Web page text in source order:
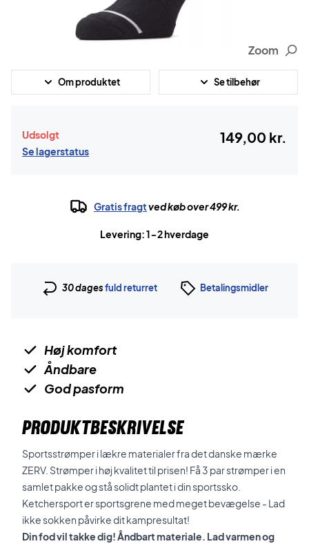
Zoom
Om produktet Se tilbehør
Udsolgt
Se lagerstatus
149,00 kr.
Gratis fragtved køb over 499 kr.
Levering: 1-2 hverdage
30 dagesfuld returret Betalingsmidler
Høj komfort
Åndbare
God pasform
PRODUKTBESKRIVELSE
Sportsstrømper i lækre materialer fra det danske mærke
ZERV. Strømper i høj kvalitet til prisen! Få 3 par strømper i en
samlet pakke og stå solidt plantet i din sportssko.
Ketchersport er sportsgrene med meget bevægelse - Lad
ikke sokken påvirke dit kampresultat!
Din fod vil takke dig! Åndbart materiale. Lad varmen og